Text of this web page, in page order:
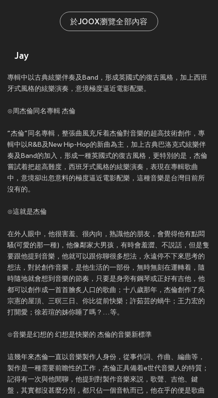
於JOOX瀏覽全部內容
Jay
專輯中以古典絃樂伴奏及Band，形成英國式的復古風格，加上西班
牙式風格的絃樂演奏，意境極度逼近電影配樂。
⊙周杰倫同名專輯 杰倫
“杰倫”同名專輯，整張曲風充斥着杰倫對音樂的超高技術創作，專
輯中以R&B及New Hip-Hop的新曲為主，加上古典巴洛克式絃樂伴
奏及Band的加入，形成一種英國式的復古風格，更特別的是，杰倫
嘗試着把超高難度，西班牙式風格的絃樂演奏，表現在專輯歌曲
中，意境卻出忽意料的極度逼近電影配樂，這種音樂是台灣目前所
沒有的。
⊙這就是杰倫
在外人眼中，他很害羞、很內向，熟識他的朋友，會覺得他有點悶
騷(可愛的那一種)，他像鄰家大男孩，有時會羞澀、不説話，但是隻
要跟他提到音樂，他就可以跟你聊很多想法，永遠停不下來思考的
想法，對於創作音樂，是他生活的一部份，無時無刻在運轉着，隨
時隨地就會想到音樂的節奏，只要是身旁有鋼琴或正好有吉他，他
都可以創作成一首首膾炙人口的歌曲；十八歲那年，杰倫創作了吳
宗憲的屋頂、三暝三日、你比從前快樂；許茹芸的蝸牛；王力宏的
打開愛；徐若瑄的姊你睡了嗎？…等。
⊙音樂是幻想的 幻想是快樂的 杰倫的音樂新標準
這幾年來杰倫一直以音樂製作人身份，從事作詞、作曲、編曲等，
製作是一種需要前瞻性的工作，杰倫正具備着e世代音樂人的特質；
記得有一次與他閒聊，他提到對製作音樂來説，歌聲、吉他、鍵
盤，其實都沒甚麼分別，都只佔一個音軌而已，他在乎的便是歌曲